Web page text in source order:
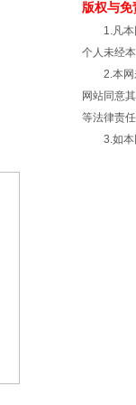
版权与免
1.凡本网
个人未经
2.本网未
网站同意
等法律责
3.如本网